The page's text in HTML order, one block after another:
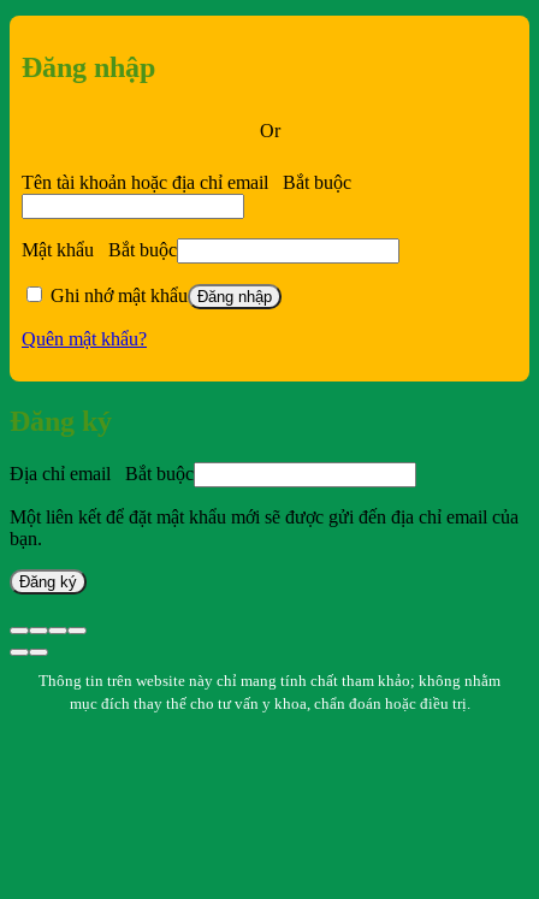
Đăng nhập
Or
Tên tài khoản hoặc địa chỉ email Bắt buộc
Mật khẩu Bắt buộc
Ghi nhớ mật khẩu Đăng nhập
Quên mật khẩu?
Đăng ký
Địa chỉ email Bắt buộc
Một liên kết để đặt mật khẩu mới sẽ được gửi đến địa chỉ email của
bạn.
Đăng ký
Thông tin trên website này chỉ mang tính chất tham khảo; không nhằm
mục đích thay thế cho tư vấn y khoa, chẩn đoán hoặc điều trị.